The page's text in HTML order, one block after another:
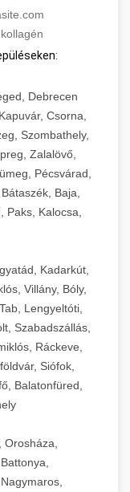
Debrecen
Csorna,
Szombathely,
Zalalövő,
Pécsvárad,
Baja,
Paks, Kalocsa,
Kadarkút,
Villány, Bóly,
Lengyeltóti,
Szabadszállás,
Ráckeve,
Siófok,
Balatonfüred,
Orosháza,